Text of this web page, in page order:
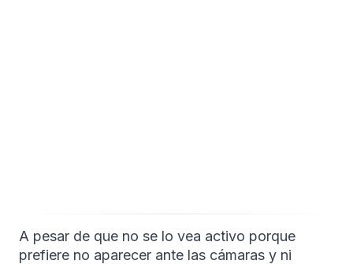
A pesar de que no se lo vea activo porque
prefiere no aparecer ante las cámaras y ni